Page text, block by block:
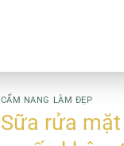
CẨM NANG LÀM ĐẸP
Sữa rửa